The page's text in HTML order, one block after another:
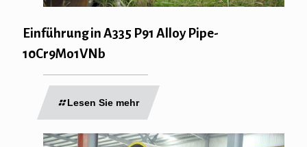
Einführung in A335 P91 Alloy Pipe-
10Cr9Mo1VNb
Lesen Sie mehr